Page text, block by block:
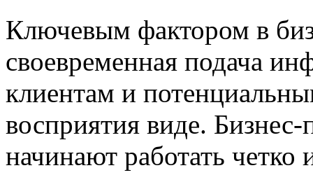
Ключевым фактором в
своевременная подача
клиентам и
восприятия виде.
начинают работать четко